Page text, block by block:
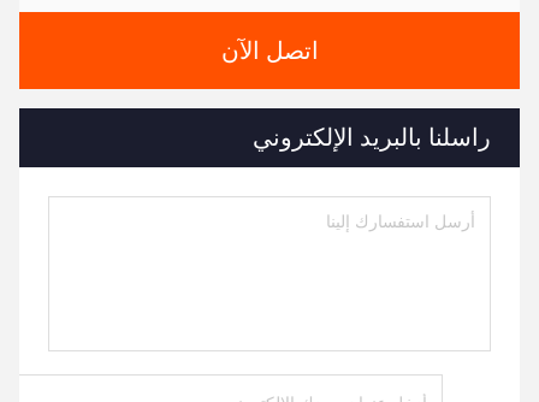
اتصل الآن
راسلنا بالبريد الإلكتروني